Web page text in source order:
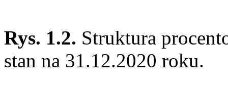
Rys. 1.2. Struktura
stan na 31.12.2020 roku.